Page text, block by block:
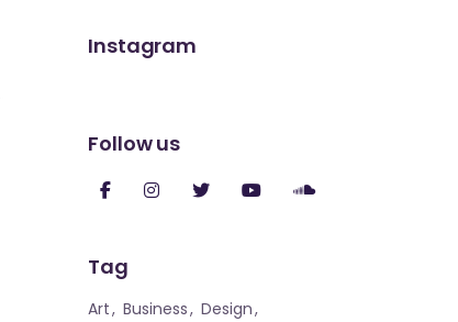
Instagram
Follow us
Tag
Art Business
Design